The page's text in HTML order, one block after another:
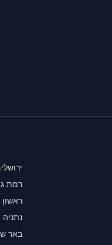
רמת
ראשון
נתניה
באר